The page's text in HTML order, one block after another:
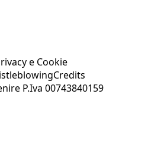
e Cookie
Credits
P.Iva 00743840159